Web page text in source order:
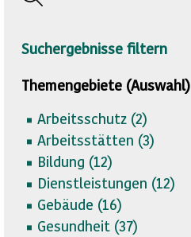
Suchergebnisse filtern
Themengebiete (Auswahl)
Arbeitsschutz (2)
Arbeitsstätten (3)
Bildung (12)
Dienstleistungen (12)
Gebäude (16)
Gesundheit (37)